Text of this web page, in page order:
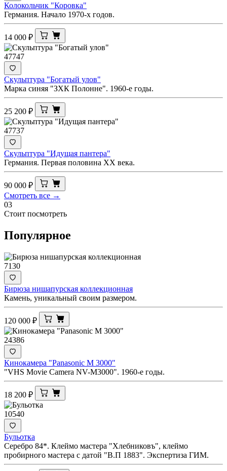
Колокольчик "Коровка"
Германия. Начало 1970-х годов.
14 000 ₽
47747
Скульптура "Богатый улов"
Марка синяя "ЗХК Полонне". 1960-е годы.
25 200 ₽
47737
Скульптура "Идущая пантера"
Германия. Первая половина XX века.
90 000 ₽
Смотреть все →
03
Стоит посмотреть
Популярное
7130
Бирюза нишапурская коллекционная
Камень, уникальный своим размером.
120 000 ₽
24386
Кинокамера "Panasonic M 3000"
"VHS Movie Camera NV-M3000". 1960-е годы.
18 200 ₽
10540
Бульотка
Серебро 84*. Клеймо мастера "Хлебниковъ", клеймо
пробирного мастера с датой "В.П 1883". Экспертиза ГИМ.